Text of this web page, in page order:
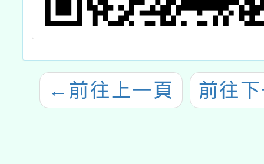
← 前往上一頁 前往